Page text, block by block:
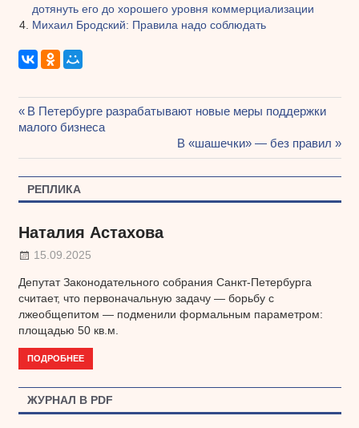
дотянуть его до хорошего уровня коммерциализации
Михаил Бродский: Правила надо соблюдать
Навигация
по
записям
Предыдущая
запись:
В Петербурге разрабатывают новые меры поддержки
малого бизнеса
Следующая
запись:
В «шашечки» — без правил
РЕПЛИКА
Наталия Астахова
15.09.2025
Депутат Законодательного собрания Санкт-Петербурга
считает, что первоначальную задачу — борьбу с
лжеобщепитом — подменили формальным параметром:
площадью 50 кв.м.
ПОДРОБНЕЕ
ЖУРНАЛ В PDF